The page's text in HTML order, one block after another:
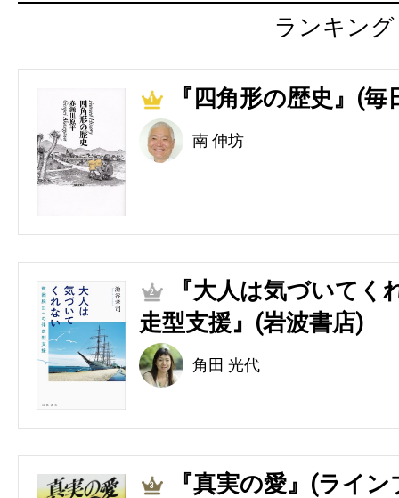
ランキング
1 『四角形の歴史』(毎
南 伸坊
2
『大人は気づいてく
走型支援』(岩波書店)
角田 光代
3 『真実の愛』(ライ